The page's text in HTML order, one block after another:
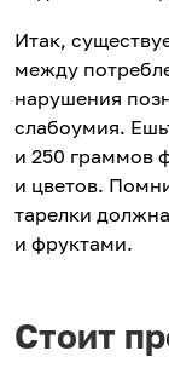
Итак,
между
нарушения
слабоумия.
и 250 граммов
и цветов.
тарелки
и фруктами.
Стоит